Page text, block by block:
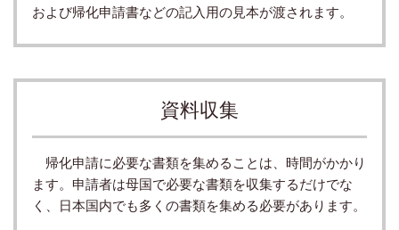
および帰化申請書などの記入用の見本が渡されます。
資料収集
帰化申請に必要な書類を集めることは、時間がかかり
ます。申請者は母国で必要な書類を収集するだけでな
く、日本国内でも多くの書類を集める必要があります。